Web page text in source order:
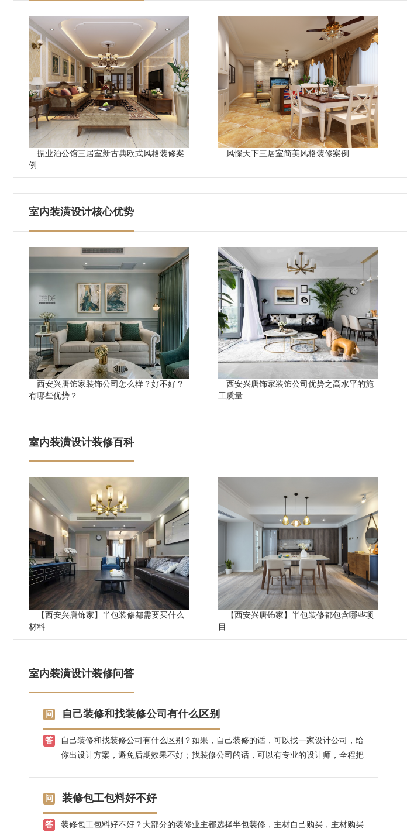
振业泊公馆三居室新古典欧式风格装修案
例
风憬天下三居室简美风格装修案例
室内装潢设计核心优势
西安兴唐饰家装饰公司怎么样？好不好？
有哪些优势？
西安兴唐饰家装饰公司优势之高水平的施
工质量
室内装潢设计装修百科
【西安兴唐饰家】半包装修都需要买什么
材料
【西安兴唐饰家】半包装修都包含哪些项
目
室内装潢设计装修问答
自己装修和找装修公司有什么区别
自己装修和找装修公司有什么区别？如果，自己装修的话，可以找一家设计公司，给
你出设计方案，避免后期效果不好；找装修公司的话，可以有专业的设计师，全程把
装修包工包料好不好
装修包工包料好不好？大部分的装修业主都选择半包装修，主材自己购买，主材购买